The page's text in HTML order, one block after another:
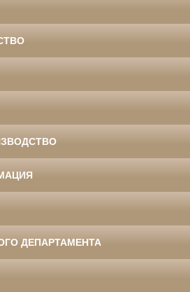
ДЕПАРТАМЕНТА